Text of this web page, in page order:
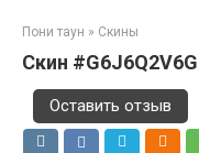
Пони таун » Скины
Скин #G6J6Q2V6G
Оставить отзыв